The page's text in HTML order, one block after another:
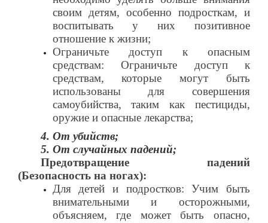
своим детям, особенно подросткам, и
воспитывать у них позитивное
отношение к жизни;
Ограничьте доступ к опасным
средствам: Ограничьте доступ к
средствам, которые могут быть
использованы для совершения
самоубийства, таким как пестициды,
оружие и опасные лекарства;
4. От убийств;
5. От случайных падений;
Предотвращение падений
(Безопасность на ногах):
Для детей и подростков: Учим быть
внимательными и осторожными,
объясняем, где может быть опасно,